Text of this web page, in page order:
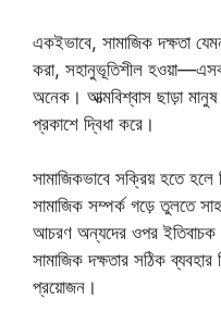
একইভাবে, সামাজিক দক্ষতা
করা, সহানুভূতিশীল হওয়া—এসব
অনেক। আত্মবিশ্বাস ছাড়া
প্রকাশে দ্বিধা করে।
সামাজিকভাবে সক্রিয় হতে হলে
সামাজিক সম্পর্ক গড়ে তুলতে
আচরণ অন্যদের ওপর
সামাজিক দক্ষতার সঠিক
প্রয়োজন।